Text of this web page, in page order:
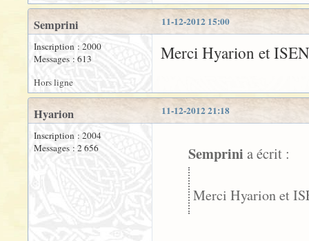
11-12-2012 15:00
Semprini
Inscription : 2000
Messages : 613
Merci Hyarion et
Hors ligne
11-12-2012 21:18
Hyarion
Inscription : 2004
Messages : 2 656
Semprini a écrit :
Merci Hyarion et